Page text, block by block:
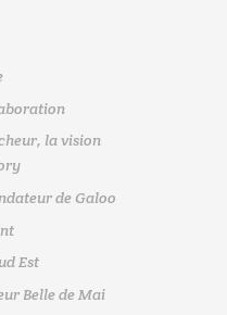
la vision
de Galoo
Est
Belle de Mai